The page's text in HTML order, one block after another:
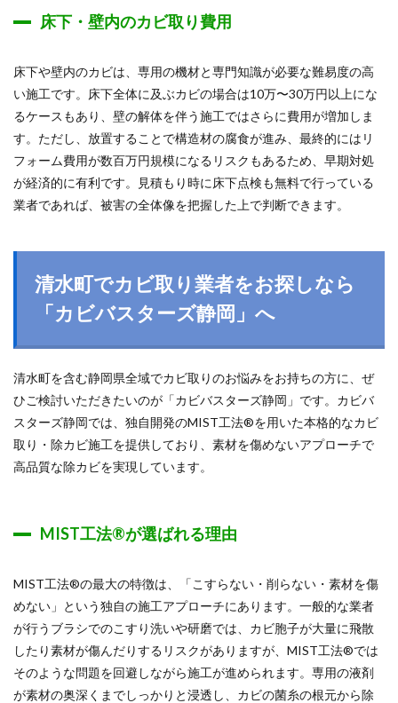
床下・壁内のカビ取り費用
床下や壁内のカビは、専用の機材と専門知識が必要な難易度の高
い施工です。床下全体に及ぶカビの場合は10万〜30万円以上にな
るケースもあり、壁の解体を伴う施工ではさらに費用が増加しま
す。ただし、放置することで構造材の腐食が進み、最終的にはリ
フォーム費用が数百万円規模になるリスクもあるため、早期対処
が経済的に有利です。見積もり時に床下点検も無料で行っている
業者であれば、被害の全体像を把握した上で判断できます。
清水町でカビ取り業者をお探しなら
「カビバスターズ静岡」へ
清水町を含む静岡県全域でカビ取りのお悩みをお持ちの方に、ぜ
ひご検討いただきたいのが「カビバスターズ静岡」です。カビバ
スターズ静岡では、独自開発のMIST工法®を用いた本格的なカビ
取り・除カビ施工を提供しており、素材を傷めないアプローチで
高品質な除カビを実現しています。
MIST工法®が選ばれる理由
MIST工法®の最大の特徴は、「こすらない・削らない・素材を傷
めない」という独自の施工アプローチにあります。一般的な業者
が行うブラシでのこすり洗いや研磨では、カビ胞子が大量に飛散
したり素材が傷んだりするリスクがありますが、MIST工法®では
そのような問題を回避しながら施工が進められます。専用の液剤
が素材の奥深くまでしっかりと浸透し、カビの菌糸の根元から除